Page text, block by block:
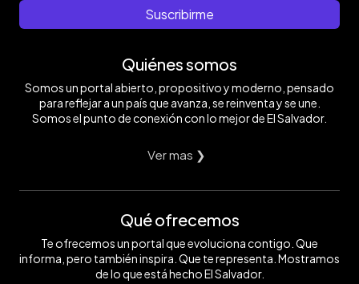
Suscribirme
Quiénes somos
Somos un portal abierto, propositivo y moderno, pensado
para reflejar a un país que avanza, se reinventa y se une.
Somos el punto de conexión con lo mejor de El Salvador.
Ver mas ❯
Qué ofrecemos
Te ofrecemos un portal que evoluciona contigo. Que
informa, pero también inspira. Que te representa. Mostramos
de lo que está hecho El Salvador.